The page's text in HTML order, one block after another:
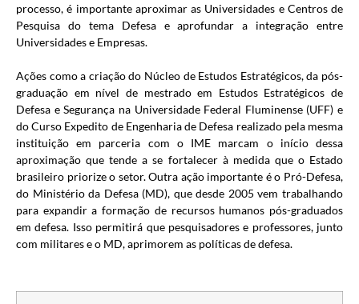
processo, é importante aproximar as Universidades e Centros de
Pesquisa do tema Defesa e aprofundar a integração entre
Universidades e Empresas.
Ações como a criação do Núcleo de Estudos Estratégicos, da pós-
graduação em nível de mestrado em Estudos Estratégicos de
Defesa e Segurança na Universidade Federal Fluminense (UFF) e
do Curso Expedito de Engenharia de Defesa realizado pela mesma
instituição em parceria com o IME marcam o início dessa
aproximação que tende a se fortalecer à medida que o Estado
brasileiro priorize o setor. Outra ação importante é o Pró-Defesa,
do Ministério da Defesa (MD), que desde 2005 vem trabalhando
para expandir a formação de recursos humanos pós-graduados
em defesa. Isso permitirá que pesquisadores e professores, junto
com militares e o MD, aprimorem as políticas de defesa.